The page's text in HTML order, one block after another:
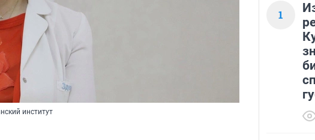
институт
1